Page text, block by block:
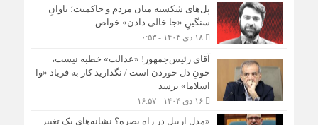
پل‌های شکسته میان مردم و حاکمیت؛ تاوانِ
سنگینِ «جا خالی دادن» خواص
۱۸ دی ۱۴۰۴ - ۰:۵۳
آقای رئیس‌جمهور! «عدالت» خطبه نیست،
خونِ دل خوردن است / نگذارید کار به فریاد «وا
اسلاما» برسد
۱۶ دی ۱۴۰۴ - ۱۶:۵۷
«مدل اربیل در راه بصره؟ نشانه‌های یک تغییر